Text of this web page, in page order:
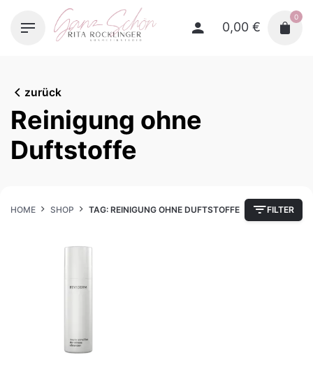
0,00 €
0
zurück
Reinigung ohne
Duftstoffe
HOME SHOP TAG: REINIGUNG OHNE DUFTSTOFFE FILTER